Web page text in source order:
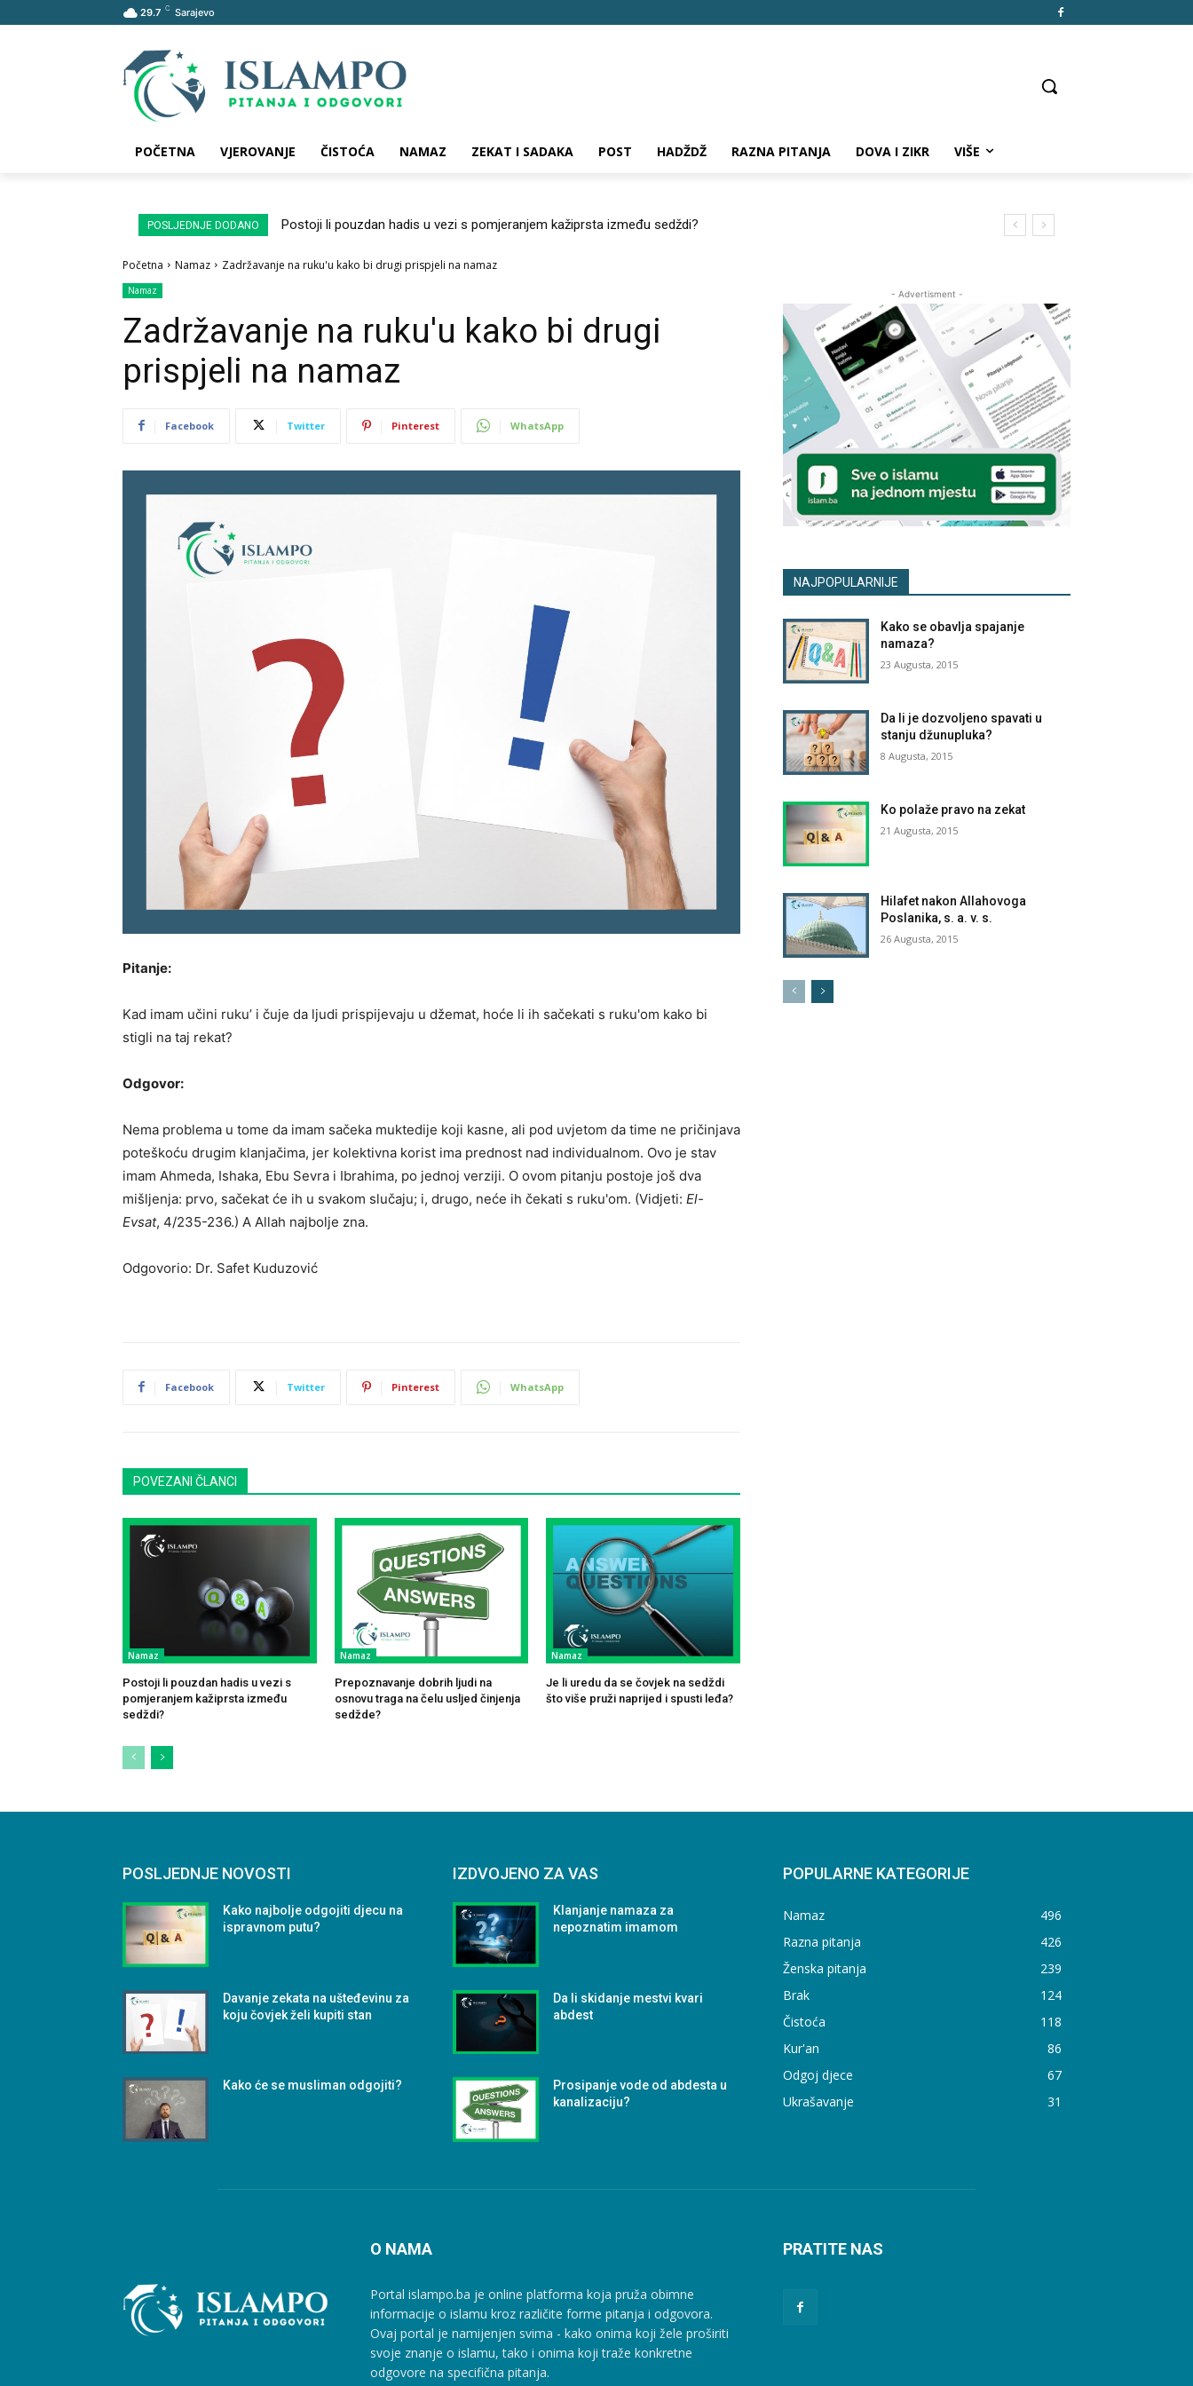
29.7 C Sarajevo
POČETNA VJEROVANJE ČISTOĆA NAMAZ ZEKAT I SADAKA POST HADŽDŽ RAZNA PITANJA DOVA I ZIKR VIŠE
POSLJEDNJE DODANO Postoji li pouzdan hadis u vezi s pomjeranjem kažiprsta između sedždi?
Početna Namaz Zadržavanje na ruku'u kako bi drugi prispjeli na namaz
Namaz
Zadržavanje na ruku'u kako bi drugi
prispjeli na namaz
Facebook Twitter Pinterest WhatsApp
Pitanje:
Kad imam učini ruku’ i čuje da ljudi prispijevaju u džemat, hoće li ih sačekati s ruku'om kako bi
stigli na taj rekat?
Odgovor:
Nema problema u tome da imam sačeka muktedije koji kasne, ali pod uvjetom da time ne pričinjava
poteškoću drugim klanjačima, jer kolektivna korist ima prednost nad individualnom. Ovo je stav
imam Ahmeda, Ishaka, Ebu Sevra i Ibrahima, po jednoj verziji. O ovom pitanju postoje još dva
mišljenja: prvo, sačekat će ih u svakom slučaju; i, drugo, neće ih čekati s ruku'om. (Vidjeti: El-
Evsat, 4/235-236.) A Allah najbolje zna.
Odgovorio: Dr. Safet Kuduzović
Facebook Twitter Pinterest WhatsApp
POVEZANI ČLANCI
Namaz
Postoji li pouzdan hadis u vezi s
pomjeranjem kažiprsta između
sedždi?
Namaz
Prepoznavanje dobrih ljudi na
osnovu traga na čelu usljed činjenja
sedžde?
Namaz
Je li uredu da se čovjek na sedždi
što više pruži naprijed i spusti leđa?
- Advertisment -
NAJPOPULARNIJE
Kako se obavlja spajanje
namaza?
23 Augusta, 2015
Da li je dozvoljeno spavati u
stanju džunupluka?
8 Augusta, 2015
Ko polaže pravo na zekat
21 Augusta, 2015
Hilafet nakon Allahovoga
Poslanika, s. a. v. s.
26 Augusta, 2015
POSLJEDNJE NOVOSTI
Kako najbolje odgojiti djecu na
ispravnom putu?
Davanje zekata na ušteđevinu za
koju čovjek želi kupiti stan
Kako će se musliman odgojiti?
IZDVOJENO ZA VAS
Klanjanje namaza za
nepoznatim imamom
Da li skidanje mestvi kvari
abdest
Prosipanje vode od abdesta u
kanalizaciju?
POPULARNE KATEGORIJE
Namaz
496
Razna pitanja
426
Ženska pitanja
239
Brak
124
Čistoća
118
Kur'an
86
Odgoj djece
67
Ukrašavanje
31
O NAMA
Portal islampo.ba je online platforma koja pruža obimne
informacije o islamu kroz različite forme pitanja i odgovora.
Ovaj portal je namijenjen svima - kako onima koji žele proširiti
svoje znanje o islamu, tako i onima koji traže konkretne
odgovore na specifična pitanja.
PRATITE NAS